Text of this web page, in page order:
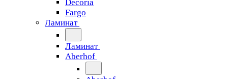
Decoria
Fargo
Ламинат
Ламинат
Aberhof